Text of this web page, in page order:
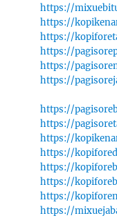
https://
https://
https://
https://
https://
https://
https://
https://
https://
https://
https://
https://
https://
https://